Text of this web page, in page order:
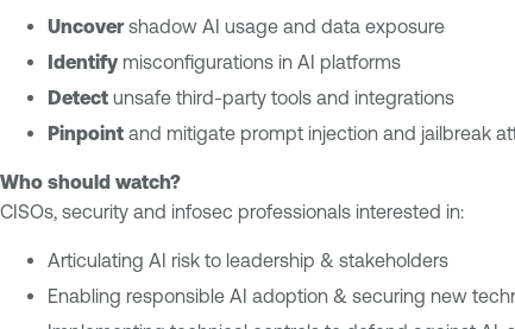
e
A
I
E
p
o
u
r
Uncovershadow AI usage and data exposure
Identify misconfigurations in AI platforms
Detect unsafe third-party tools and integrations
Pinpoint and mitigate prompt injection and jailbreak
Who should watch?
CISOs, security and infosec professionals interested in:
Articulating AI risk to leadership & stakeholders
Enabling responsible AI adoption & securing new